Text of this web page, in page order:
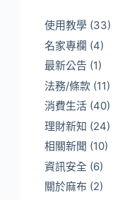
使用教學(33)
名家專欄 (4)
最新公告(1)
法務/條款(11)
消費生活(40)
理財新知 (24)
相關新聞 (10)
資訊安全(6)
關於麻布 (2)